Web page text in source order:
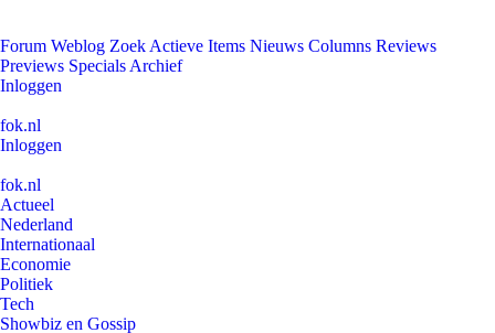
Forum Weblog Zoek Actieve Items Nieuws Columns Reviews
Previews Specials Archief
Inloggen
fok.nl
Inloggen
fok.nl
Actueel
Nederland
Internationaal
Economie
Politiek
Tech
Showbiz en Gossip